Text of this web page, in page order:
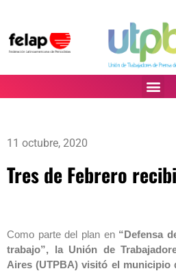
11 octubre, 2020
Tres de Febrero
Como parte del plan en “Defensa
trabajo”, la Unión de
Aires (UTPBA) visitó el municipio